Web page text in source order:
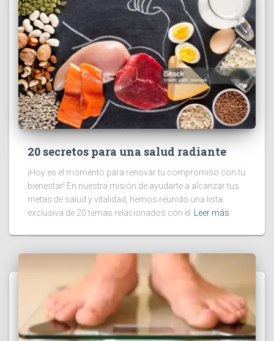
20 secretos para una salud radiante
¡Hoy es el momento para renovar tu compromiso con tu
bienestar! En nuestra misión de ayudarte a alcanzar tus
metas de salud y vitalidad, hemos reunido una lista
exclusiva de 20 temas relacionados con el
Leer más